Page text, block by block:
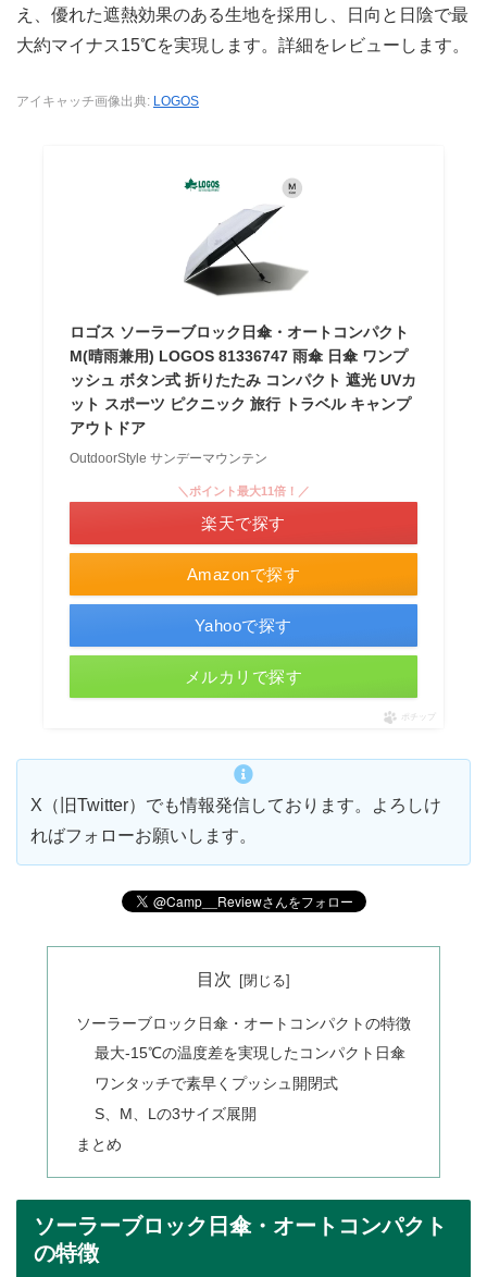
え、優れた遮熱効果のある生地を採用し、日向と日陰で最
大約マイナス15℃を実現します。詳細をレビューします。
アイキャッチ画像出典: LOGOS
ロゴス ソーラーブロック日傘・オートコンパクト
M(晴雨兼用) LOGOS 81336747 雨傘 日傘 ワンプ
ッシュ ボタン式 折りたたみ コンパクト 遮光 UVカ
ット スポーツ ピクニック 旅行 トラベル キャンプ
アウトドア
OutdoorStyle サンデーマウンテン
Amazonで探す
＼ポイント最大11倍！／
楽天で探す
Yahooで探す
メルカリで探す
ポチップ
X（旧Twitter）でも情報発信しております。よろしけ
ればフォローお願いします。
目次
ソーラーブロック日傘・オートコンパクトの特徴
最大-15℃の温度差を実現したコンパクト日傘
ワンタッチで素早くプッシュ開閉式
S、M、Lの3サイズ展開
まとめ
ソーラーブロック日傘・オートコンパクト
の特徴